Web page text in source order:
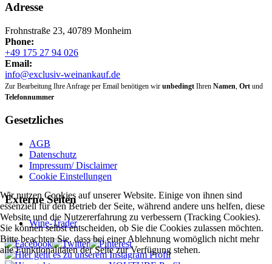
Adresse
Frohnstraße 23, 40789 Monheim
Phone:
+49 175 27 94 026
Email:
info@exclusiv-weinankauf.de
Zur Bearbeitung Ihre Anfrage per Email benötigen wir unbedingt Ihren Namen, Ort und
Telefonnummer
Gesetzliches
AGB
Datenschutz
Impressum/ Disclaimer
Cookie Einstellungen
Externe Seiten
Wine-Trader
Wir nutzen Cookies auf unserer Website. Einige von ihnen sind
essenziell für den Betrieb der Seite, während andere uns helfen, diese
Website und die Nutzererfahrung zu verbessern (Tracking Cookies).
Sie können selbst entscheiden, ob Sie die Cookies zulassen möchten.
Bitte beachten Sie, dass bei einer Ablehnung womöglich nicht mehr
alle Funktionalitäten der Seite zur Verfügung stehen.